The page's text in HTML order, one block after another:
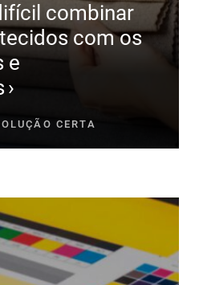
combinar
com os
e
CERTA